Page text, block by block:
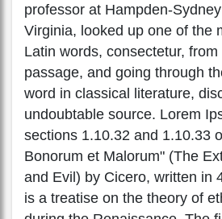
professor at Hampden-
Virginia, looked up one of the
Latin words, consectetur,
passage, and going through
word in classical literature,
undoubtable source. Lorem
sections 1.10.32 and 1.10.33
Bonorum et Malorum" (The
and Evil) by Cicero, written in
is a treatise on the theory of